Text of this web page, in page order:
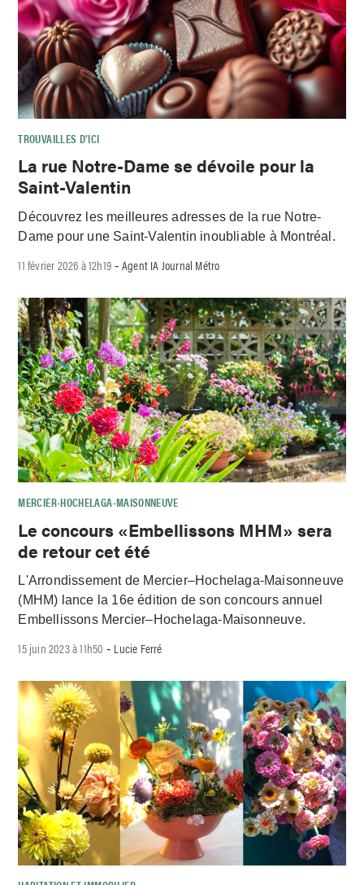
TROUVAILLES D’ICI
La rue Notre-Dame se dévoile pour la
Saint-Valentin
Découvrez les meilleures adresses de la rue Notre-
Dame pour une Saint-Valentin inoubliable à Montréal.
11 février 2026 à 12h19 -Agent IA Journal Métro
MERCIER-HOCHELAGA-MAISONNEUVE
Le concours «Embellissons MHM» sera
de retour cet été
L'Arrondissement de Mercier–Hochelaga-Maisonneuve
(MHM) lance la 16e édition de son concours annuel
Embellissons Mercier–Hochelaga-Maisonneuve.
15 juin 2023 à 11h50 - Lucie Ferré